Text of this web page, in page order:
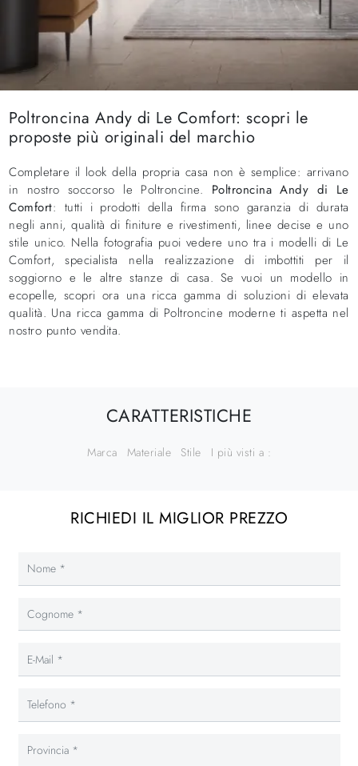
Poltroncina Andy di Le Comfort: scopri le
proposte più originali del marchio
Completare il look della propria casa non è semplice: arrivano
in nostro soccorso le Poltroncine. Poltroncina Andy di Le
Comfort: tutti i prodotti della firma sono garanzia di durata
negli anni, qualità di finiture e rivestimenti, linee decise e uno
stile unico. Nella fotografia puoi vedere uno tra i modelli di Le
Comfort, specialista nella realizzazione di imbottiti per il
soggiorno e le altre stanze di casa. Se vuoi un modello in
ecopelle, scopri ora una ricca gamma di soluzioni di elevata
qualità. Una ricca gamma di Poltroncine moderne ti aspetta nel
nostro punto vendita.
CARATTERISTICHE
Marca Materiale Stile I più visti a :
RICHIEDI IL MIGLIOR PREZZO